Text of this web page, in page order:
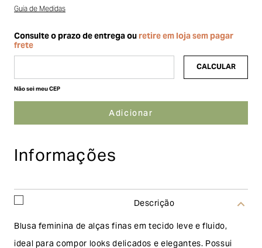
Guia de Medidas
Não sei meu CEP
Informações
Descrição
Blusa feminina de alças finas em tecido leve e fluido,
ideal para compor looks delicados e elegantes. Possui